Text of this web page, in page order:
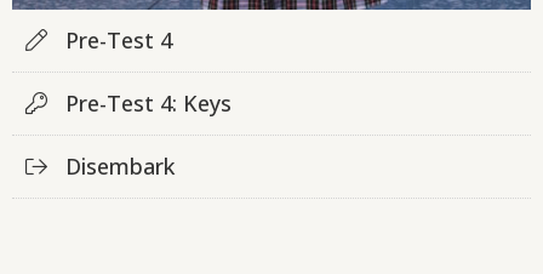
Pre-Test 4
Pre-Test 4: Keys
Disembark